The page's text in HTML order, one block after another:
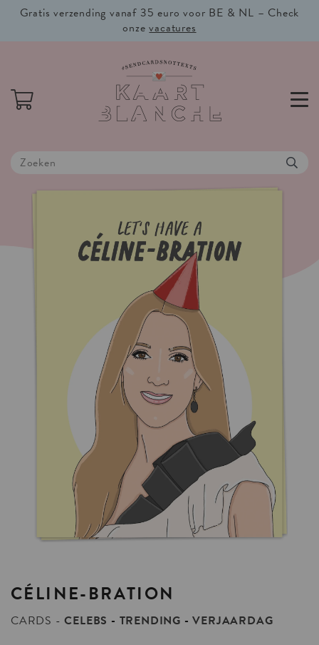
Gratis verzending vanaf 35 euro voor BE & NL – Check
onzevacatures
CÉLINE-BRATION
CARDS CELEBS TRENDING
VERJAARDAG